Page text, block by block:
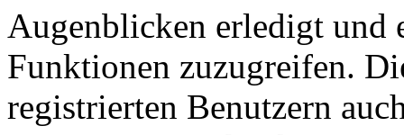
Augenblicken erledigt und
Funktionen zuzugreifen.
registrierten Benutzern